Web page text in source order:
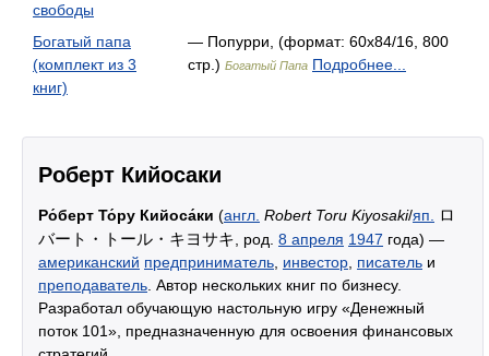
свободы
Богатый папа
(комплект из 3
книг)
— Попурри, (формат: 60x84/16, 800
стр.) Богатый Папа Подробнее...
Роберт Кийосаки
Ро́берт То́ру Кийоса́ки (англ. Robert Toru Kiyosaki/яп.
ロ
バート・トール・キヨサキ , род. 8 апреля 1947 года) —
американский предприниматель инвестор писатель и
преподаватель . Автор нескольких книг по бизнесу.
Разработал обучающую настольную игру «Денежный
поток 101», предназначенную для освоения финансовых